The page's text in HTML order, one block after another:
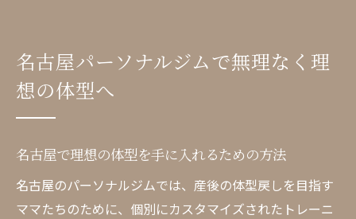
名古屋パーソナルジムで無理なく理
想の体型へ
名古屋で理想の体型を手に入れるための方法
名古屋のパーソナルジムでは、産後の体型戻しを目指す
ママたちのために、個別にカスタマイズされたトレーニ